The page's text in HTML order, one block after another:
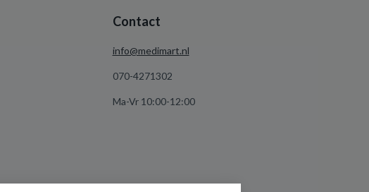
Contact
info@medimart.nl
070-4271302
Ma-Vr 10:00-12:00